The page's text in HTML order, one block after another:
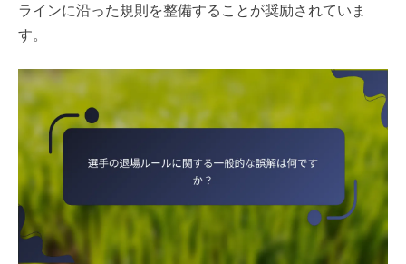
ラインに沿った規則を整備することが奨励されていま
す。